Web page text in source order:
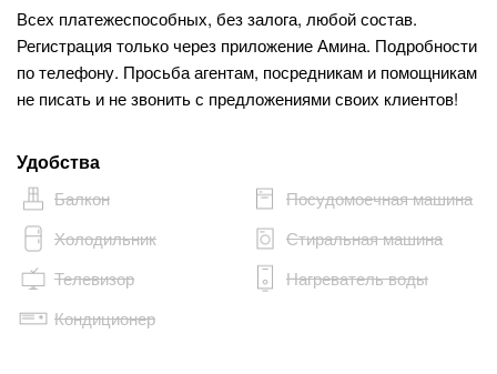
Всех платежеспособных, без залога, любой состав.
Регистрация только через приложение Амина. Подробности
по телефону. Просьба агентам, посредникам и помощникам
не писать и не звонить с предложениями своих клиентов!
Удобства
Балкон
Посудомоечная машина
Холодильник
Стиральная машина
Телевизор
Нагреватель воды
Кондиционер